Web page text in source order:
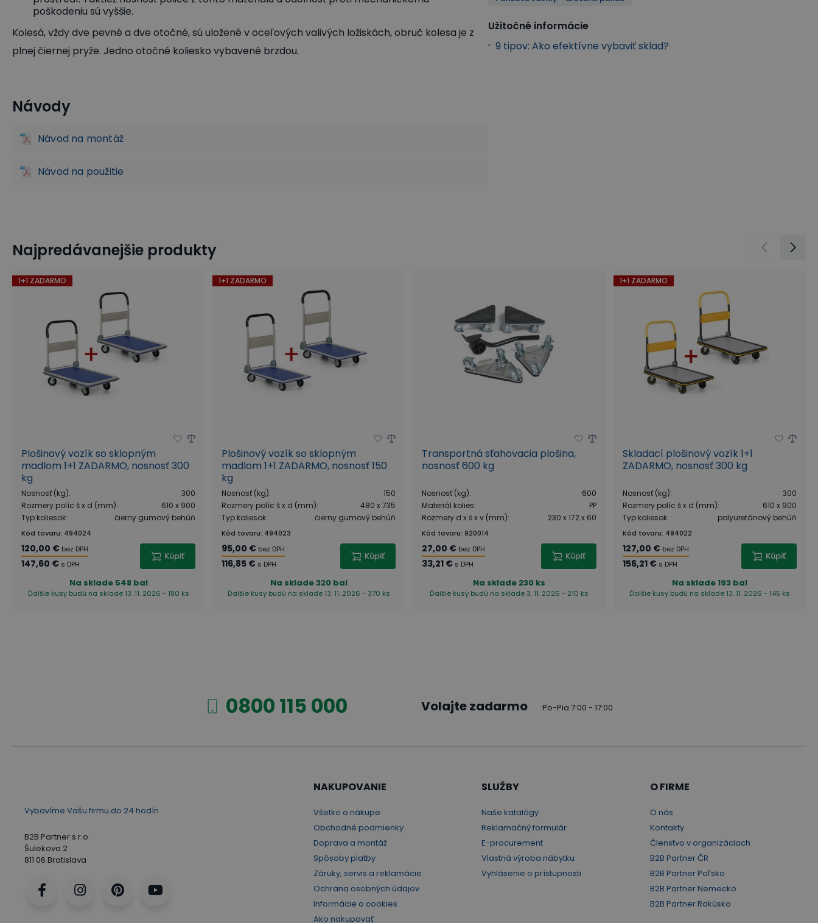
poškodeniu sú vyššie.
Kolesá, vždy dve pevné a dve otočné, sú uložené v oceľových valivých ložiskách, obruč kolesa je z
plnej čiernej pryže. Jedno otočné koliesko vybavené brzdou.
Užitočné informácie
9 tipov: Ako efektívne vybaviť sklad?
Plošinové a policové vozíky
Návody
Návod na montáž
Návod na použitie
Najpredávanejšie produkty
1+1 ZADARMO
Plošinový vozík so sklopným
madlom 1+1 ZADARMO, nosnosť 300
kg
Nosnosť (kg):
300
Rozmery políc š x d (mm):
610 x 900
Typ koliesok: čierny gumový behúň
Kód tovaru: 494024
120,00 € bez DPH
147,60 € s DPH
Kúpiť
Na sklade 548 bal
Ďalšie kusy budú na sklade 13. 11. 2026 - 180 ks
1+1 ZADARMO
Plošinový vozík so sklopným
madlom 1+1 ZADARMO, nosnosť 150
kg
Nosnosť (kg):
150
Rozmery políc š x d (mm):
480 x 735
Typ koliesok: čierny gumový behúň
Kód tovaru: 494023
95,00 € bez DPH
116,85 € s DPH
Kúpiť
Na sklade320 bal
Ďalšie kusy budú na sklade 13. 11. 2026 - 370 ks
Transportná sťahovacia plošina,
nosnosť 600 kg
Nosnosť (kg):
600
Materiál kolies:
PP
Rozmery d x š x v (mm): 230 x 172 x 60
Kód tovaru:920014
27,00 € bez DPH
33,21 € s DPH
Kúpiť
Na sklade 230 ks
Ďalšie kusy budú na sklade 3. 11. 2026 - 210 ks
1+1 ZADARMO
Skladací plošinový vozík 1+1
ZADARMO, nosnosť 300 kg
Nosnosť (kg):
300
Rozmery políc š x d (mm):
610 x 900
Typ koliesok: polyuretánový behúň
Kód tovaru: 494022
127,00 € bez DPH
156,21 € s DPH
Kúpiť
Na sklade193 bal
Ďalšie kusy budú na sklade 13. 11. 2026 - 145 ks
0800 115 000 Volajte zadarmo Po-Pia 7:00 - 17:00
Vybavíme Vašu firmu do 24 hodín
B2B Partner s.r.o.
Šulekova 2
811 06 Bratislava
NAKUPOVANIE
Všetko o nákupe
Obchodné podmienky
Doprava a montáž
Spôsoby platby
Záruky, servis a reklamácie
Ochrana osobných údajov
Informácie o cookies
Ako nakupovať
SLUŽBY
Naše katalógy
Reklamačný formulár
E-procurement
Vlastná výroba nábytku
Vyhlásenie o prístupnosti
O FIRME
O nás
Kontakty
Členstvo v organizáciach
B2B Partner ČR
B2B Partner Poľsko
B2B Partner Nemecko
B2B Partner Rakúsko